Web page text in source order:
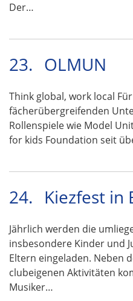
Der…
23. OLMUN
Think global, work local
fächerübergreifenden
Rollenspiele wie Model
for kids Foundation seit
24. Kiezfest in
Jährlich werden die
insbesondere Kinder und
Eltern eingeladen. Neben
clubeigenen Aktivitäten
Musiker…